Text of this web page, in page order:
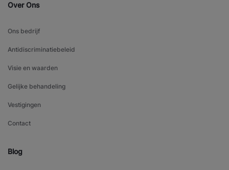
Over Ons
Ons bedrijf
Antidiscriminatiebeleid
Visie en waarden
Gelijke behandeling
Vestigingen
Contact
Blog